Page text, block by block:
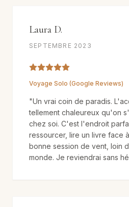
Laura D.
SEPTEMBRE 2023
Voyage Solo (Google Reviews)
"Un vrai coin de paradis.
tellement chaleureux qu'on
chez soi. C'est l'endroit
ressourcer, lire un livre face
bonne session de vent, loin
monde. Je reviendrai sans